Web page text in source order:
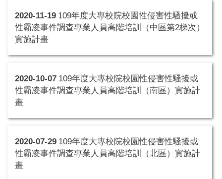
2020-11-19 109年度大專校院校園性侵害性騷擾或
性霸凌事件調查專業人員高階培訓（中區第2梯次）
實施計畫
2020-10-07 109年度大專校院校園性侵害性騷擾或
性霸凌事件調查專業人員高階培訓（南區）實施計
畫
2020-07-29 109年度大專校院校園性侵害性騷擾或
性霸凌事件調查專業人員高階培訓（北區）實施計
畫